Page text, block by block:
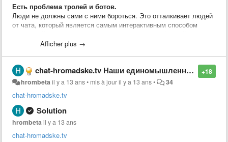
Есть проблема тролей и ботов.
Люди не должны сами с ними бороться. Это отталкивает людей
от чата, который является самым интерактивным способом
того иммено его состояниеоказывает значительное влияние на
Троли и боты пытаются "розсеять толпу".
Розсеим их первыми!
Со своей стороны пердлагаю организацию площадки, которая на
основе IT сообщества объединит волонтёров готовых
самоорганизоваться и оказать посильную
помощь(hromadsketvbeta.userecho.com
дневных эфиров на отдельные ролики до разноплановой IT
Afficher plus →
+18
chat-hromadske.tv Наши единомышленники. Рекомендую!
hrombetail y a 13 ans• mis à jouril y a 13 ans• 34
chat-hromadske.tv
Solution
hrombetail y a 13 ans
chat-hromadske.tv